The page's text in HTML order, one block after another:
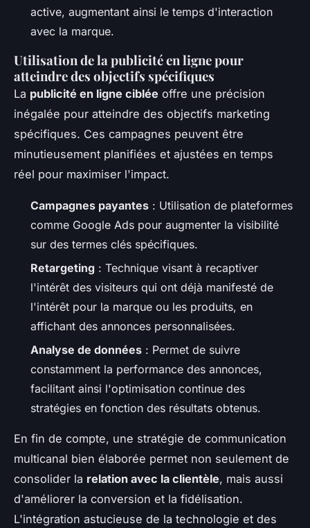
active, augmentant ainsi le temps d'interaction
avec la marque.
Utilisation de la publicité en ligne pour
atteindre des objectifs spécifiques
La publicité en ligne ciblée offre une précision
inégalée pour atteindre des objectifs marketing
spécifiques. Ces campagnes peuvent être
minutieusement planifiées et ajustées en temps
réel pour maximiser l'impact.
Campagnes payantes : Utilisation de plateformes
comme Google Ads pour augmenter la visibilité
sur des termes clés spécifiques.
Retargeting : Technique visant à recaptiver
l'intérêt des visiteurs qui ont déjà manifesté de
l'intérêt pour la marque ou les produits, en
affichant des annonces personnalisées.
Analyse de données : Permet de suivre
constamment la performance des annonces,
facilitant ainsi l'optimisation continue des
stratégies en fonction des résultats obtenus.
En fin de compte, une stratégie de communication
multicanal bien élaborée permet non seulement de
consolider la relation avec la clientèle, mais aussi
d'améliorer la conversion et la fidélisation.
L'intégration astucieuse de la technologie et des